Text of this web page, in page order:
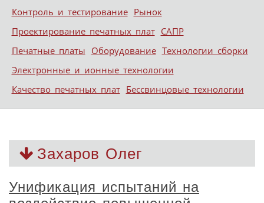
Контроль и тестирование Рынок
Проектирование печатных плат САПР
Печатные платы Оборудование Технологии сборки
Электронные и ионные технологии
Качество печатных плат Бессвинцовые технологии
Захаров Олег
Унификация испытаний на